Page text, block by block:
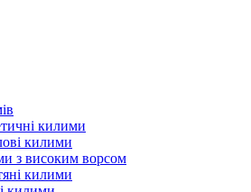
килими
килими
з високим ворсом
килими